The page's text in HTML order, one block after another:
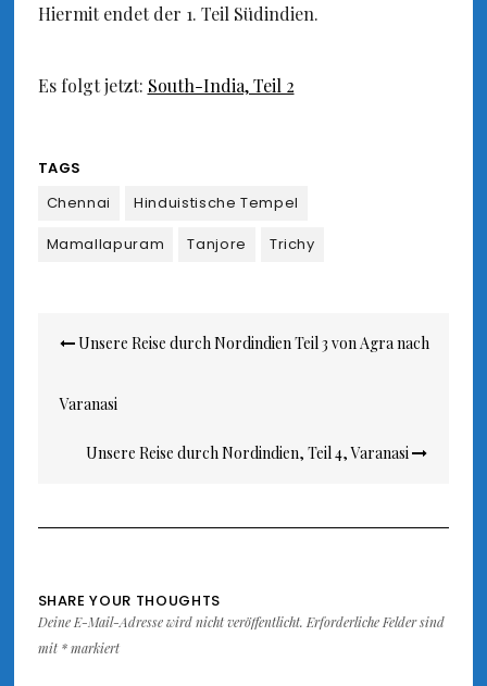
Hiermit endet der 1. Teil Südindien.
Es folgt jetzt: South-India, Teil 2
TAGS
Chennai
Hinduistische Tempel
Mamallapuram
Tanjore Trichy
Unsere Reise durch Nordindien Teil 3 von Agra nach
Varanasi
Unsere Reise durch Nordindien, Teil 4, Varanasi
SHARE YOUR THOUGHTS
Deine E-Mail-Adresse wird nicht veröffentlicht. Erforderliche Felder sind
mit *markiert